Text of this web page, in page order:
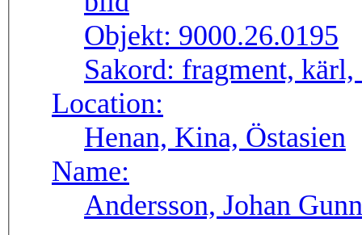
Objekt: 9000.26.0195
Sakord: fragment, kärl,
Location:
Henan, Kina, Östasien
Name:
Andersson, Johan